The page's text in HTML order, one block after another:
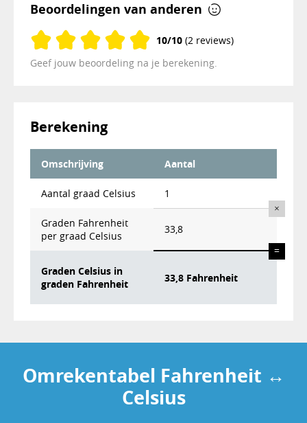
Berekening
Omschrijving Aantal
Aantal graad Celsius 1
Graden Fahrenheit
per graad Celsius
×
33,8
Graden Celsius in
graden Fahrenheit
=
33,8 Fahrenheit
Beoordelingen van anderen
10/10 (2 reviews)
Geef jouw beoordeling na je berekening.
Omrekentabel Fahrenheit ↔
Celsius